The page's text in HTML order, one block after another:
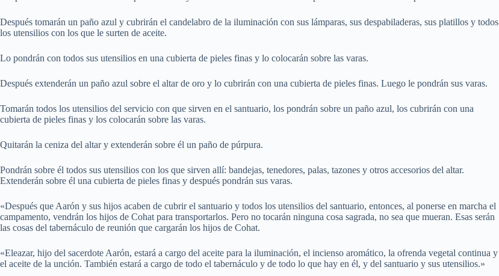
Después tomarán un paño azul y cubrirán el candelabro de la iluminación con sus lámparas, sus despabiladeras, sus platillos y todos
los utensilios con los que le surten de aceite.
Lo pondrán con todos sus utensilios en una cubierta de pieles finas y lo colocarán sobre las varas.
Después extenderán un paño azul sobre el altar de oro y lo cubrirán con una cubierta de pieles finas. Luego le pondrán sus varas.
Tomarán todos los utensilios del servicio con que sirven en el santuario, los pondrán sobre un paño azul, los cubrirán con una
cubierta de pieles finas y los colocarán sobre las varas.
Quitarán la ceniza del altar y extenderán sobre él un paño de púrpura.
Pondrán sobre él todos sus utensilios con los que sirven allí: bandejas, tenedores, palas, tazones y otros accesorios del altar.
Extenderán sobre él una cubierta de pieles finas y después pondrán sus varas.
«Después que Aarón y sus hijos acaben de cubrir el santuario y todos los utensilios del santuario, entonces, al ponerse en marcha el
campamento, vendrán los hijos de Cohat para transportarlos. Pero no tocarán ninguna cosa sagrada, no sea que mueran. Esas serán
las cosas del tabernáculo de reunión que cargarán los hijos de Cohat.
«Eleazar, hijo del sacerdote Aarón, estará a cargo del aceite para la iluminación, el incienso aromático, la ofrenda vegetal continua y
el aceite de la unción. También estará a cargo de todo el tabernáculo y de todo lo que hay en él, y del santuario y sus utensilios.»